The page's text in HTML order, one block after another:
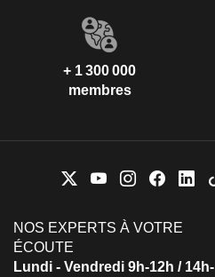
+ 1 300 000
membres
NOS EXPERTS À VOTRE
ÉCOUTE
Lundi - Vendredi 9h-12h / 14h-